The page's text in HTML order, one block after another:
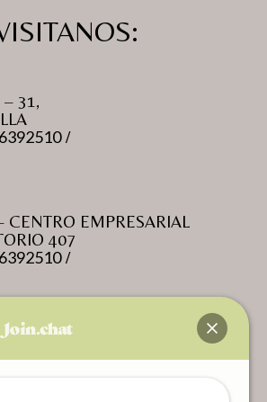
31,
/
CENTRO EMPRESARIAL
407
/
Síguenos